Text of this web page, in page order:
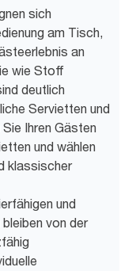
sich
am Tisch,
an
wie Stoff
deutlich
Servietten und
Ihren Gästen
und wählen
klassischer
und
von der